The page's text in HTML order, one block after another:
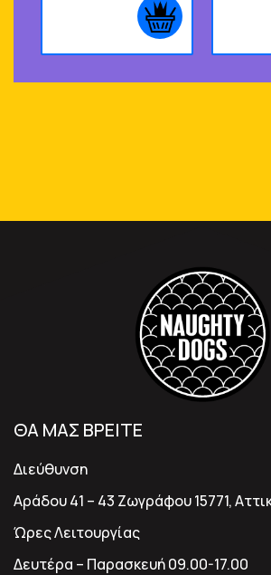
ΘΑ ΜΑΣ ΒΡΕΙΤΕ
Διεύθυνση
Αράδου 41 – 43 Ζωγράφου 15771,
Ώρες Λειτουργίας
Δευτέρα – Παρασκευή 09.00-17.00